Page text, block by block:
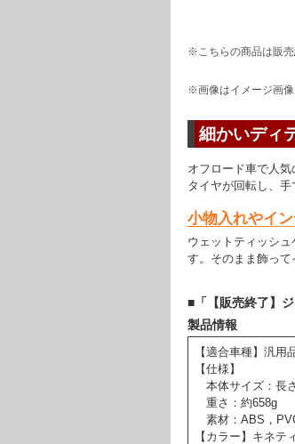
※こちらの商品は販売
※画像はイメージ画像
細かいディ
オフロード車で人
タイヤが回転し、
小物入れやイ
ウェットティッシ
す。そのまま飾って
■「【販売終了】
製品情報
【適合車種】汎用
【仕様】
本体サイズ：長
重さ：約658g
素材：ABS，
【カラー】キネテ